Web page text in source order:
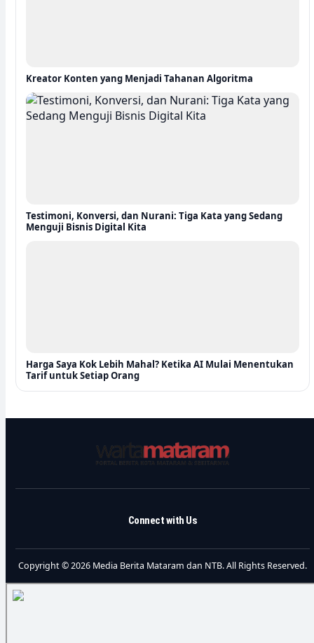
Kreator Konten yang Menjadi Tahanan Algoritma
Testimoni, Konversi, dan Nurani: Tiga Kata yang Sedang
Menguji Bisnis Digital Kita
Harga Saya Kok Lebih Mahal? Ketika AI Mulai Menentukan
Tarif untuk Setiap Orang
Connect with Us
Copyright © 2026 Media Berita Mataram dan NTB. All Rights Reserved.